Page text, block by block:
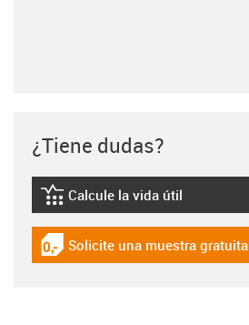
¿Tiene dudas?
igus-icon-lebensdauerrechner
Calcule la vida útil
igus-icon-gratismuster
Solicite una muestra gratuita